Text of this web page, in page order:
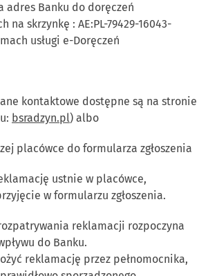
adres Banku do doręczeń
na skrzynkę : AE:PL-79429-16043-
usługi e-Doręczeń
kontaktowe dostępne są na stronie
bsradzyn.pl) albo
placówce do formularza zgłoszenia
ustnie w placówce,
w formularzu zgłoszenia.
reklamacji rozpoczyna
do Banku.
reklamację przez pełnomocnika,